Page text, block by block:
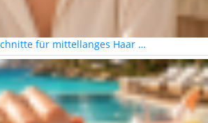
für mittellanges Haar …